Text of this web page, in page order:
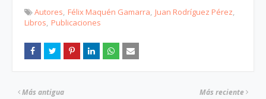
Autores Félix Maquén Gamarra Juan Rodríguez Pérez
Libros Publicaciones
Más reciente
Más antigua